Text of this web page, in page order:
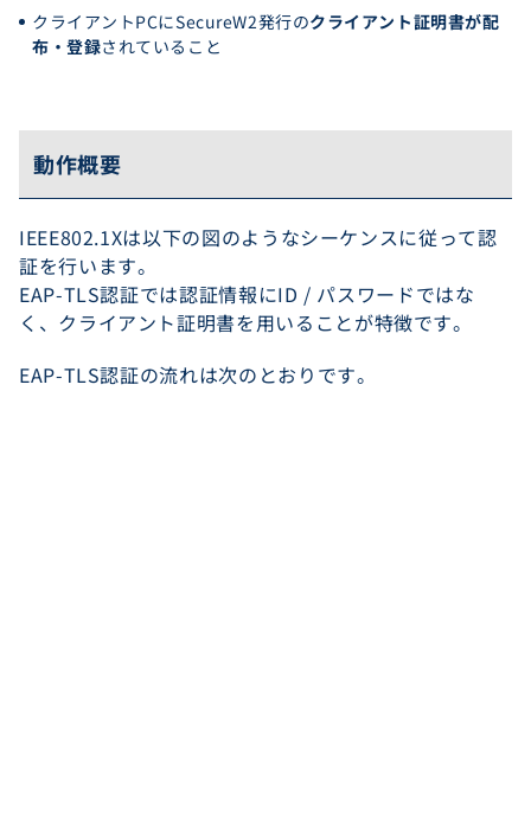
クライアントPCにSecureW2発行のクライアント証明書が配
布・登録されていること
動作概要
IEEE802.1Xは以下の図のようなシーケンスに従って認
証を行います。
EAP-TLS認証では認証情報にID / パスワードではな
く、クライアント証明書を用いることが特徴です。
EAP-TLS認証の流れは次のとおりです。